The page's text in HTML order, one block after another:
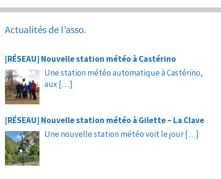
Actualités de l’asso.
[RÉSEAU] Nouvelle station météo à Castérino
Une station météo automatique à Castérino,
aux […]
[RÉSEAU] Nouvelle station météo à Gilette – La Clave
Une nouvelle station météo voit le jour[…]